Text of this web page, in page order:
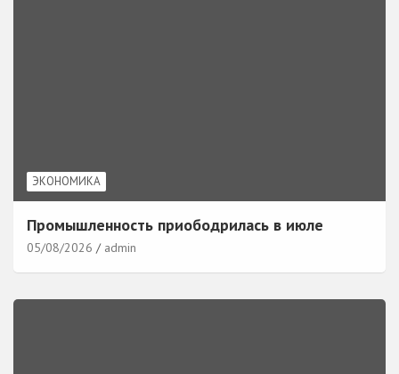
ЭКОНОМИКА
Промышленность приободрилась в июле
05/08/2026 admin